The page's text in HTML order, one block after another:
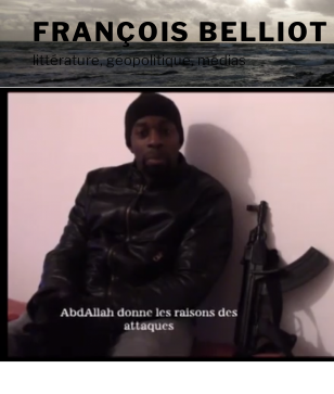
Aller
au
contenu
principal
FRANÇOIS BELLIOT
littérature, géopolitique, médias